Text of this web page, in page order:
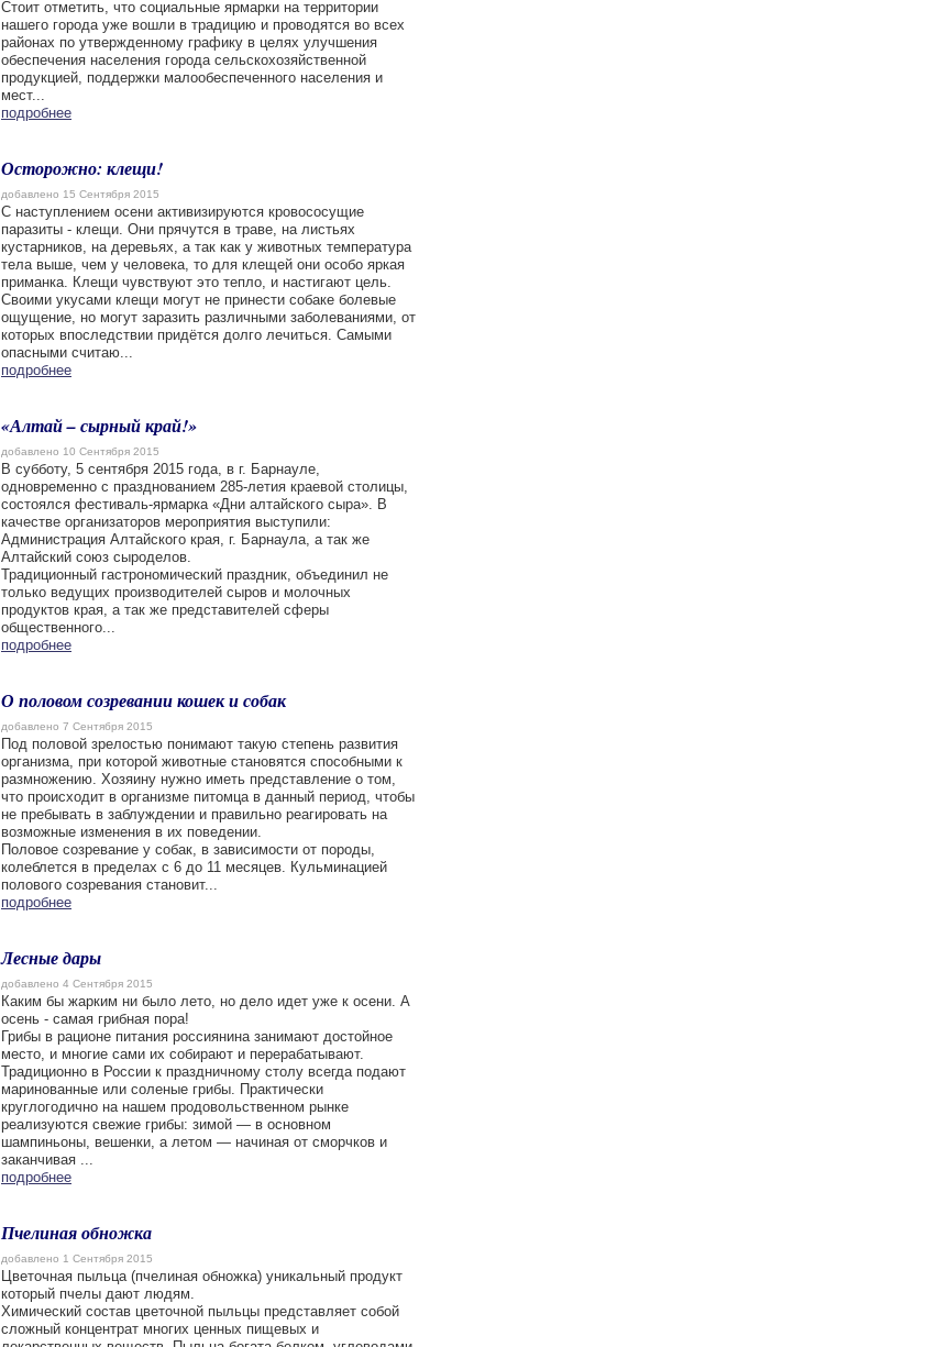
Стоит отметить, что социальные ярмарки на территории
нашего города уже вошли в традицию и проводятся во всех
районах по утвержденному графику в целях улучшения
обеспечения населения города сельскохозяйственной
продукцией, поддержки малообеспеченного населения и
мест...
подробнее
Осторожно: клещи!
добавлено 15 Сентября 2015
С наступлением осени активизируются кровососущие
паразиты - клещи. Они прячутся в траве, на листьях
кустарников, на деревьях, а так как у животных температура
тела выше, чем у человека, то для клещей они особо яркая
приманка. Клещи чувствуют это тепло, и настигают цель.
Своими укусами клещи могут не принести собаке болевые
ощущение, но могут заразить различными заболеваниями, от
которых впоследствии придётся долго лечиться. Самыми
опасными считаю...
подробнее
«Алтай – сырный край!»
добавлено 10 Сентября 2015
В субботу, 5 сентября 2015 года, в г. Барнауле,
одновременно с празднованием 285-летия краевой столицы,
состоялся фестиваль-ярмарка «Дни алтайского сыра». В
качестве организаторов мероприятия выступили:
Администрация Алтайского края, г. Барнаула, а так же
Алтайский союз сыроделов.
Традиционный гастрономический праздник, объединил не
только ведущих производителей сыров и молочных
продуктов края, а так же представителей сферы
общественного...
подробнее
О половом созревании кошек и собак
добавлено 7 Сентября 2015
Под половой зрелостью понимают такую степень развития
организма, при которой животные становятся способными к
размножению. Хозяину нужно иметь представление о том,
что происходит в организме питомца в данный период, чтобы
не пребывать в заблуждении и правильно реагировать на
возможные изменения в их поведении.
Половое созревание у собак, в зависимости от породы,
колеблется в пределах с 6 до 11 месяцев. Кульминацией
полового созревания становит...
подробнее
Лесные дары
добавлено 4 Сентября 2015
Каким бы жарким ни было лето, но дело идет уже к осени. А
осень - самая грибная пора!
Грибы в рационе питания россиянина занимают достойное
место, и многие сами их собирают и перерабатывают.
Традиционно в России к праздничному столу всегда подают
маринованные или соленые грибы. Практически
круглогодично на нашем продовольственном рынке
реализуются свежие грибы: зимой — в основном
шампиньоны, вешенки, а летом — начиная от сморчков и
заканчивая ...
подробнее
Пчелиная обножка
добавлено 1 Сентября 2015
Цветочная пыльца (пчелиная обножка) уникальный продукт
который пчелы дают людям.
Химический состав цветочной пыльцы представляет собой
сложный концентрат многих ценных пищевых и